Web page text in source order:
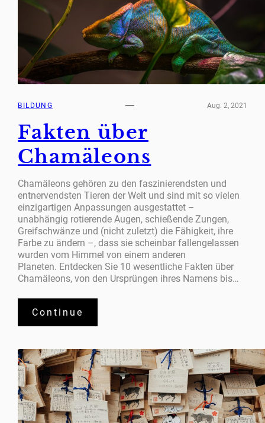
BILDUNG Aug. 2, 2021
Fakten über
Chamäleons
Chamäleons gehören zu den faszinierendsten und
entnervendsten Tieren der Welt und sind mit so vielen
einzigartigen Anpassungen ausgestattet –
unabhängig rotierende Augen, schießende Zungen,
Greifschwänze und (nicht zuletzt) ​​die Fähigkeit, ihre
Farbe zu ändern –, dass sie scheinbar fallengelassen
wurden vom Himmel von einem anderen
Planeten. Entdecken Sie 10 wesentliche Fakten über
Chamäleons, von den Ursprüngen ihres Namens bis…
Continue